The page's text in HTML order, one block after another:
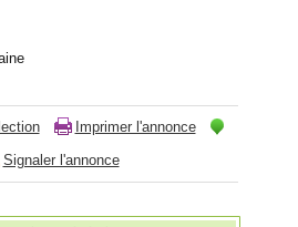
Imprimer l'annonce
Signaler l'annonce